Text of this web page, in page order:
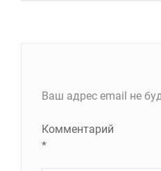
Ваш адрес email не
Комментарий
*